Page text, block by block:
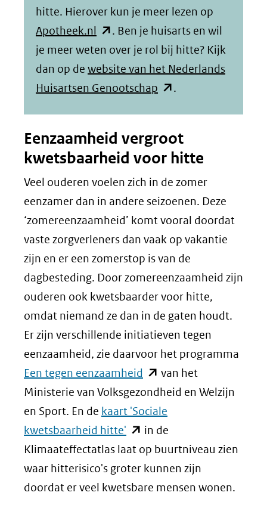
hitte. Hierover kun je meer lezen op
Apotheek.nl (opent
in
nieuw
venster)
een
andere
website)
. Ben je huisarts en wil
je meer weten over je rol bij hitte? Kijk
dan op de website van het Nederlands
Huisartsen Genootschap (opent
venster)
(verwijst
naar
een
andere
website)
.
Eenzaamheid vergroot
kwetsbaarheid voor hitte
Veel ouderen voelen zich in de zomer
eenzamer dan in andere seizoenen. Deze
‘zomereenzaamheid’ komt vooral doordat
vaste zorgverleners dan vaak op vakantie
zijn en er een zomerstop is van de
dagbesteding. Door zomereenzaamheid zijn
ouderen ook kwetsbaarder voor hitte,
omdat niemand ze dan in de gaten houdt.
Er zijn verschillende initiatieven tegen
eenzaamheid, zie daarvoor het programma
Een tegen eenzaamheid (opent
in
nieuw
venster)
(verwijst
naar
een
van het
Ministerie van Volksgezondheid en Welzijn
en Sport. En de kaart 'Sociale
kwetsbaarheid hitte' (opent
in
nieuw
venster)
in de
Klimaateffectatlas laat op buurtniveau zien
waar hitterisico's groter kunnen zijn
doordat er veel kwetsbare mensen wonen.